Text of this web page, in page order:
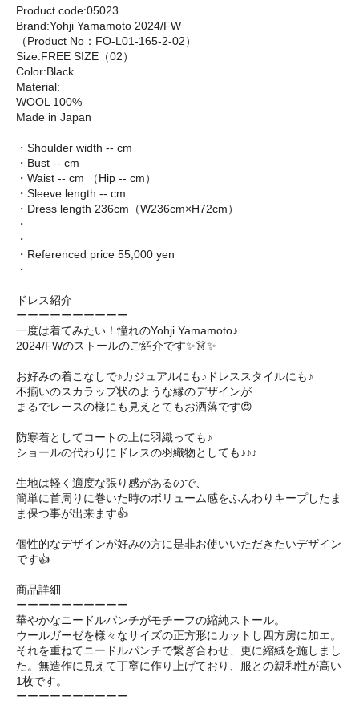
Product code:05023
Brand:Yohji Yamamoto 2024/FW
（Product No：FO-L01-165-2-02）
Size:FREE SIZE（02）
Color:Black
Material:
WOOL 100%
Made in Japan
・Shoulder width -- cm
・Bust -- cm
・Waist -- cm （Hip -- cm）
・Sleeve length -- cm
・Dress length 236cm（W236cm×H72cm）
・
・
・Referenced price 55,000 yen
・
ドレス紹介
ーーーーーーーーーー
一度は着てみたい！憧れのYohji Yamamoto♪
2024/FWのストールのご紹介です✨👗✨
お好みの着こなしで♪カジュアルにも♪ドレススタイルにも♪
不揃いのスカラップ状のような縁のデザインが
まるでレースの様にも見えとてもお洒落です😍
防寒着としてコートの上に羽織っても♪
ショールの代わりにドレスの羽織物としても♪♪♪
生地は軽く適度な張り感があるので、
簡単に首周りに巻いた時のボリューム感をふんわりキープしたま
ま保つ事が出来ます👍
個性的なデザインが好みの方に是非お使いいただきたいデザイン
です👍
商品詳細
ーーーーーーーーーー
華やかなニードルパンチがモチーフの縮純ストール。
ウールガーゼを様々なサイズの正方形にカットし四方房に加エ。
それを重ねてニードルパンチで繋ぎ合わせ、更に縮絨を施しまし
た。無造作に見えて丁寧に作り上げており、服との親和性が高い
1枚です。
ーーーーーーーーーー